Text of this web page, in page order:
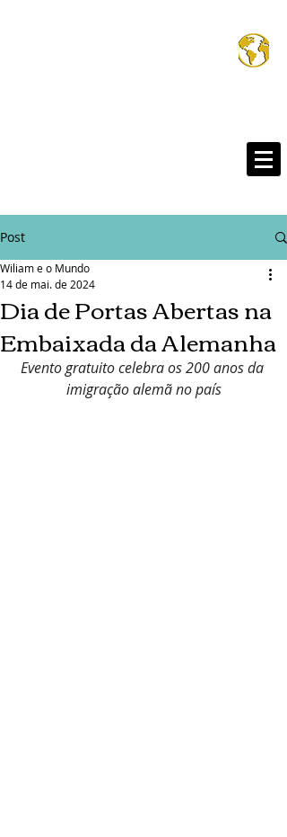
Wiliam e o Mund
Post
Dia de Portas Abertas na
Embaixada da Alemanha
Wiliam e o Mundo
14 de mai. de 2024
Evento gratuito celebra os 200 anos da
imigração alemã no país